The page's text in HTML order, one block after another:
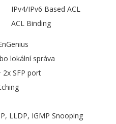
IPv4/IPv6 Based ACL
ACL Binding
lokální správa
SFP port
LLDP, IGMP Snooping